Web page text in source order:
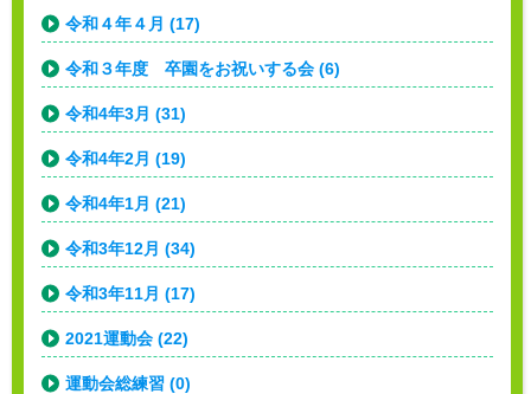
令和４年４月 (17)
令和３年度 卒園をお祝いする会 (6)
令和4年3月 (31)
令和4年2月 (19)
令和4年1月 (21)
令和3年12月 (34)
令和3年11月 (17)
2021運動会 (22)
運動会総練習 (0)